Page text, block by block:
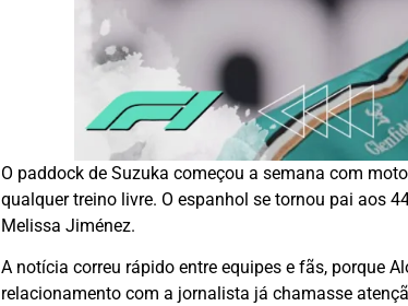
O paddock de Suzuka começou a semana com
qualquer treino livre. O espanhol se tornou pai aos
Melissa Jiménez.
A notícia correu rápido entre equipes e fãs, porque
relacionamento com a jornalista já chamasse